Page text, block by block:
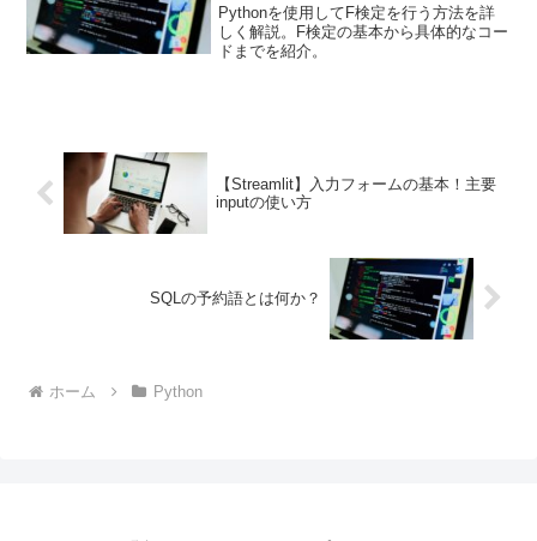
Pythonを使用してF検定を行う方法を詳
しく解説。F検定の基本から具体的なコー
ドまでを紹介。
【Streamlit】入力フォームの基本！主要
inputの使い方
SQLの予約語とは何か？
ホーム Python